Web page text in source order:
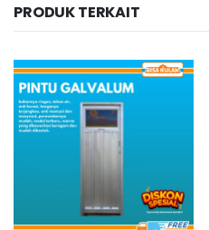
PRODUK TERKAIT